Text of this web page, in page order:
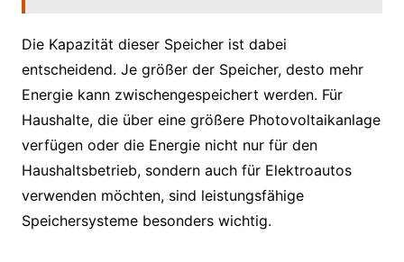
Die Kapazität dieser Speicher ist dabei
entscheidend. Je größer der Speicher, desto mehr
Energie kann zwischengespeichert werden. Für
Haushalte, die über eine größere Photovoltaikanlage
verfügen oder die Energie nicht nur für den
Haushaltsbetrieb, sondern auch für Elektroautos
verwenden möchten, sind leistungsfähige
Speichersysteme besonders wichtig.